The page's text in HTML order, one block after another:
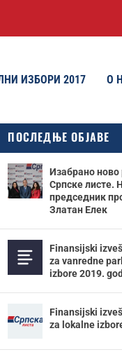
ИЗБОРИ 2017 О
ПОСЛЕДЊЕ ОБЈАВЕ
Изабрано ново
Српске листе.
председник
Златан Елек
Finansijski
za vanredne
izbore 2019.
Finansijski
za lokalne